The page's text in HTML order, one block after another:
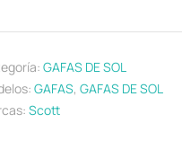
GAFAS DE SOL
GAFAS, GAFAS DE SOL
Scott